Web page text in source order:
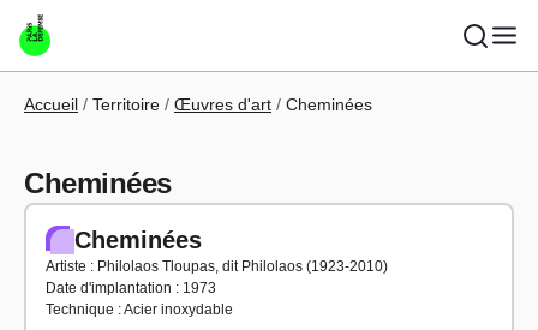
Aller au contenu principal
Fil d'Ariane
Accueil Territoire Œuvres d'art Cheminées
Cheminées
Cheminées
Artiste : Philolaos Tloupas, dit Philolaos (1923-2010)
Date d'implantation : 1973
Technique : Acier inoxydable